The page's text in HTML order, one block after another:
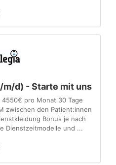
d) - Starte mit uns
pro Monat 30 Tage
zwischen den Patient:innen
Bonus je nach
Dienstzeitmodelle und ...